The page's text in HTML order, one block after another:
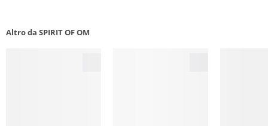
Altro da SPIRIT OF OM